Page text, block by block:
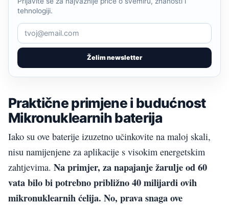
Želim newsletter
tehnologiji.
Praktične primjene i budućnost
Mikronuklearnih baterija
Iako su ove baterije izuzetno učinkovite na maloj skali,
nisu namijenjene za aplikacije s visokim energetskim
zahtjevima. Na primjer, za napajanje žarulje od 60
vata bilo bi potrebno približno 40 milijardi ovih
mikronuklearnih ćelija. No, prava snaga ove